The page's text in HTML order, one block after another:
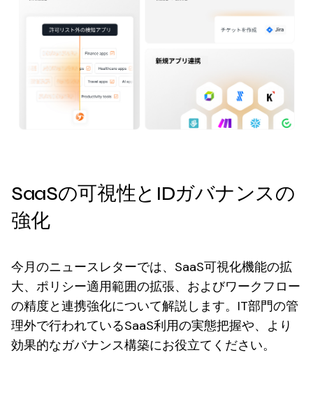
SaaSの可視性とIDガバナンスの
強化
今月のニュースレターでは、SaaS可視化機能の拡
大、ポリシー適用範囲の拡張、およびワークフロー
の精度と連携強化について解説します。IT部門の管
理外で行われているSaaS利用の実態把握や、より
効果的なガバナンス構築にお役立てください。